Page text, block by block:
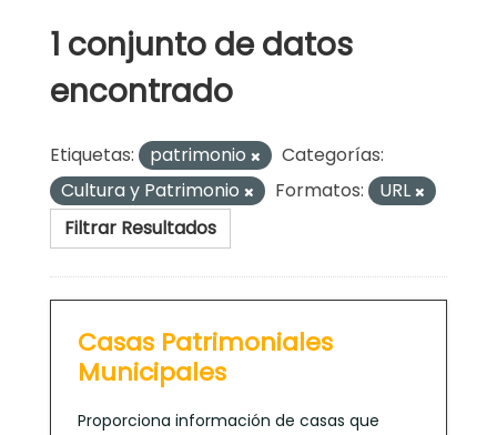
1 conjunto de datos
encontrado
Etiquetas: patrimonio
Categorías:
Cultura y Patrimonio
Formatos:
URL
Filtrar Resultados
Casas Patrimoniales
Municipales
Proporciona información de casas que